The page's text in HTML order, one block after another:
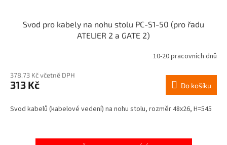
Svod pro kabely na nohu stolu PC-S1-50 (pro řadu
ATELIER 2 a GATE 2)
10-20 pracovních dnů
378,73 Kč včetně DPH
313 Kč Do košíku
Svod kabelů (kabelové vedení) na nohu stolu, rozměr 48x26, H=545